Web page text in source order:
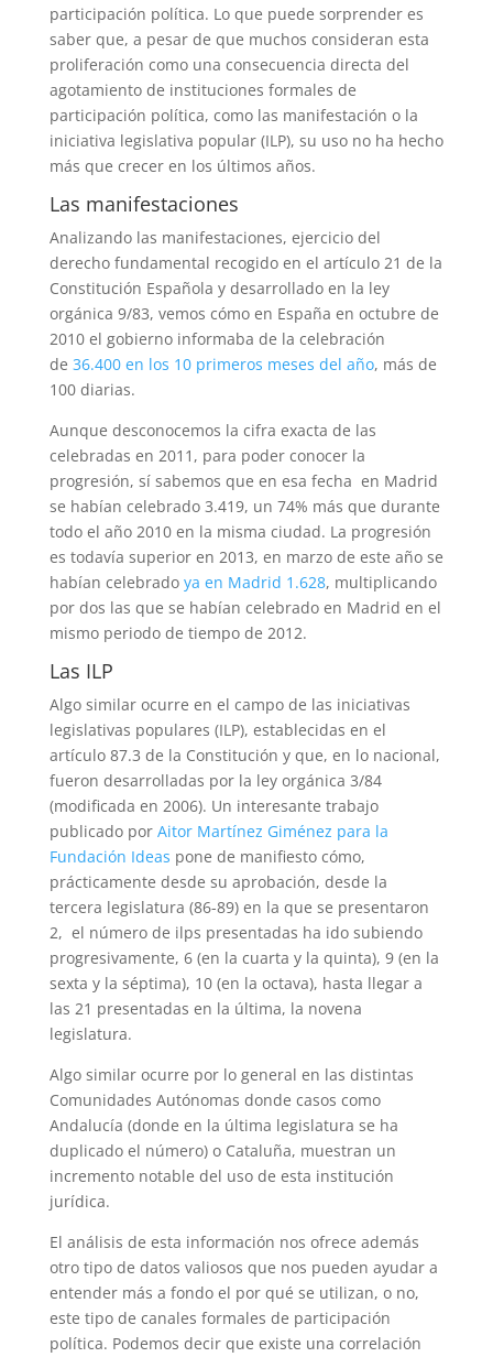
participación política. Lo que puede sorprender es
saber que, a pesar de que muchos consideran esta
proliferación como una consecuencia directa del
agotamiento de instituciones formales de
participación política, como las manifestación o la
iniciativa legislativa popular (ILP), su uso no ha hecho
más que crecer en los últimos años.
Las manifestaciones
Analizando las manifestaciones, ejercicio del
derecho fundamental recogido en el artículo 21 de la
Constitución Española y desarrollado en la ley
orgánica 9/83, vemos cómo en España en octubre de
2010 el gobierno informaba de la celebración
de 36.400 en los 10 primeros meses del año, más de
100 diarias.
Aunque desconocemos la cifra exacta de las
celebradas en 2011, para poder conocer la
progresión, sí sabemos que en esa fecha en Madrid
se habían celebrado 3.419, un 74% más que durante
todo el año 2010 en la misma ciudad. La progresión
es todavía superior en 2013, en marzo de este año se
habían celebrado ya en Madrid 1.628, multiplicando
por dos las que se habían celebrado en Madrid en el
mismo periodo de tiempo de 2012.
Las ILP
Algo similar ocurre en el campo de las iniciativas
legislativas populares (ILP), establecidas en el
artículo 87.3 de la Constitución y que, en lo nacional,
fueron desarrolladas por la ley orgánica 3/84
(modificada en 2006). Un interesante trabajo
publicado por Aitor Martínez Giménez para la
Fundación Ideas pone de manifiesto cómo,
prácticamente desde su aprobación, desde la
tercera legislatura (86-89) en la que se presentaron
2, el número de ilps presentadas ha ido subiendo
progresivamente, 6 (en la cuarta y la quinta), 9 (en la
sexta y la séptima), 10 (en la octava), hasta llegar a
las 21 presentadas en la última, la novena
legislatura.
Algo similar ocurre por lo general en las distintas
Comunidades Autónomas donde casos como
Andalucía (donde en la última legislatura se ha
duplicado el número) o Cataluña, muestran un
incremento notable del uso de esta institución
jurídica.
El análisis de esta información nos ofrece además
otro tipo de datos valiosos que nos pueden ayudar a
entender más a fondo el por qué se utilizan, o no,
este tipo de canales formales de participación
política. Podemos decir que existe una correlación